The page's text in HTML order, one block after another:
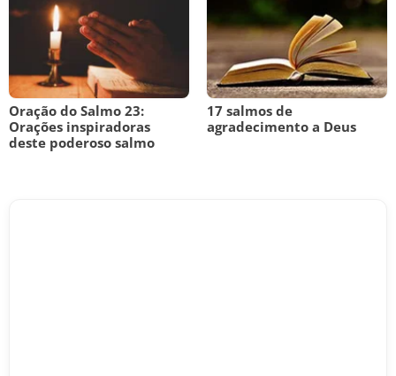
Oração do Salmo 23:
Orações inspiradoras
deste poderoso salmo
17 salmos de
agradecimento a Deus